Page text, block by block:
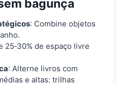
bagunça
: Combine objetos
25‑30% de espaço livre
: Alterne livros com
e altas: trilhas